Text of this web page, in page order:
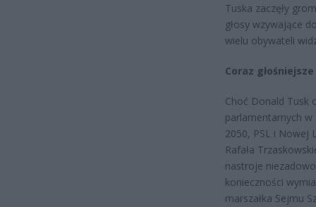
Tuska zaczęły
głosy wzywające
wielu obywateli
Coraz
Choć Donald Tusk
parlamentarnych w
2050, PSL i Nowej
Rafała
nastroje
konieczności
marszałka Sejmu